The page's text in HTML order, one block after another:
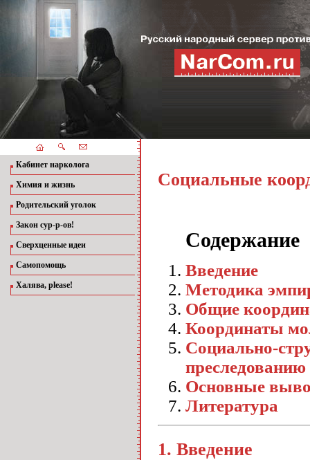
Кабинет нарколога
Химия и жизнь
Родительский уголок
Закон сур-р-ов!
Сверхценные идеи
Самопомощь
Халява, please!
Социальные
Содержание
Введение
Методика
Общие
Координаты
Социально-
преследованию
Основные
Литература
1. Введение